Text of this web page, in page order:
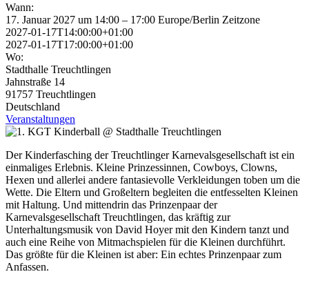
Wann:
17. Januar 2027 um 14:00 – 17:00 Europe/Berlin Zeitzone
2027-01-17T14:00:00+01:00
2027-01-17T17:00:00+01:00
Wo:
Stadthalle Treuchtlingen
Jahnstraße 14
91757 Treuchtlingen
Deutschland
Veranstaltungen
Der Kinderfasching der Treuchtlinger Karnevalsgesellschaft ist ein
einmaliges Erlebnis. Kleine Prinzessinnen, Cowboys, Clowns,
Hexen und allerlei andere fantasievolle Verkleidungen toben um die
Wette. Die Eltern und Großeltern begleiten die entfesselten Kleinen
mit Haltung. Und mittendrin das Prinzenpaar der
Karnevalsgesellschaft Treuchtlingen, das kräftig zur
Unterhaltungsmusik von David Hoyer mit den Kindern tanzt und
auch eine Reihe von Mitmachspielen für die Kleinen durchführt.
Das größte für die Kleinen ist aber: Ein echtes Prinzenpaar zum
Anfassen.